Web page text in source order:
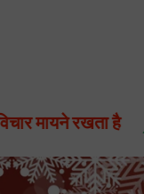
रखता है